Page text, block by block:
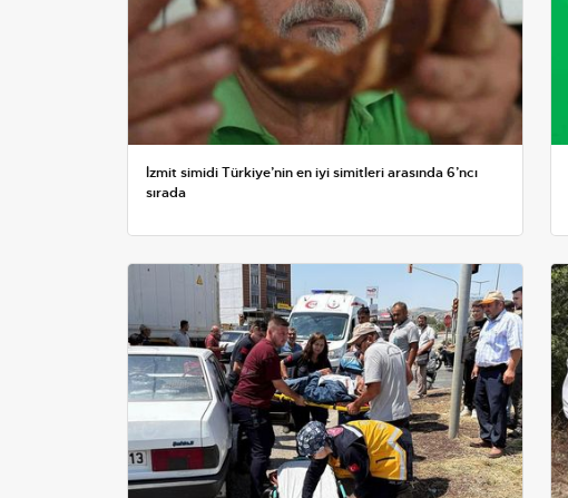
İzmit simidi Türkiye’nin en iyi simitleri arasında 6’ncı
sırada